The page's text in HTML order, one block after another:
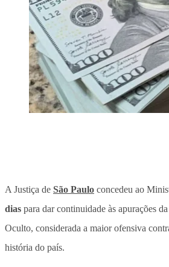
A Justiça de São Paulo concedeu ao
dias para dar continuidade às apurações
Oculto, considerada a maior ofensiva
história do país.